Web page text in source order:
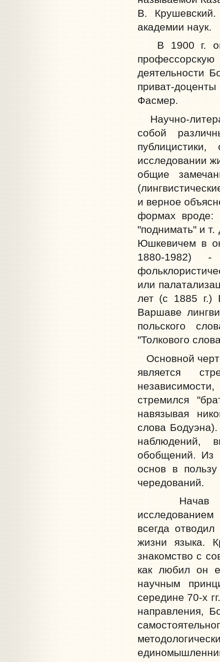
В.
академии наук.
В 1900 г. он
деятельности
приват-
Фасмер.
Научно-
собой
исследовании
общие
и верное
формах вроде:
"поднимать" и
Юшкевичем в
1880-1982)
или
лет (с 1885 г.)
Варшаве
польского
"Толкового
Основной
является
стремился
навязывая
слова
наблюдений,
обобщений. Из
основ в
чередований.
Начав свою
всегда
жизни языка.
знакомство с
как любил он
научным
середине 70-х
направления,